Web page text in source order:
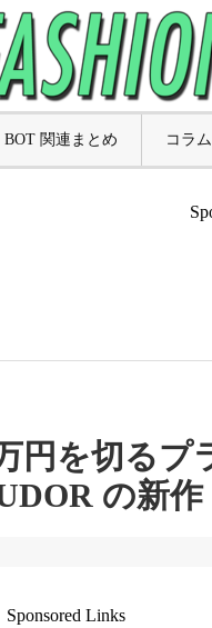
BOT 関連まとめ コラム
円を切るプ
の新作
Sponsored Links